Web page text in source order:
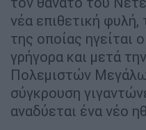
νέα επιθετική
της οποίας ηγείται
γρήγορα και μετά
Πολεμιστών
σύγκρουση
αναδύεται ένα νέο